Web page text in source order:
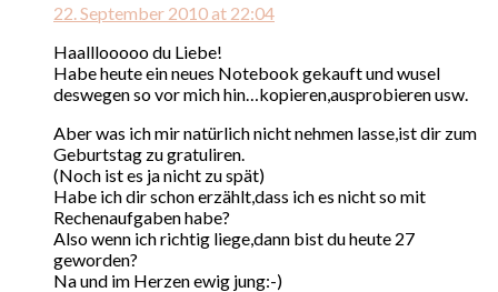
22. September 2010 at 22:04
Haalllooooo du Liebe!
Habe heute ein neues Notebook gekauft und wusel
deswegen so vor mich hin…kopieren,ausprobieren usw.
Aber was ich mir natürlich nicht nehmen lasse,ist dir zum
Geburtstag zu gratuliren.
(Noch ist es ja nicht zu spät)
Habe ich dir schon erzählt,dass ich es nicht so mit
Rechenaufgaben habe?
Also wenn ich richtig liege,dann bist du heute 27
geworden?
Na und im Herzen ewig jung:-)